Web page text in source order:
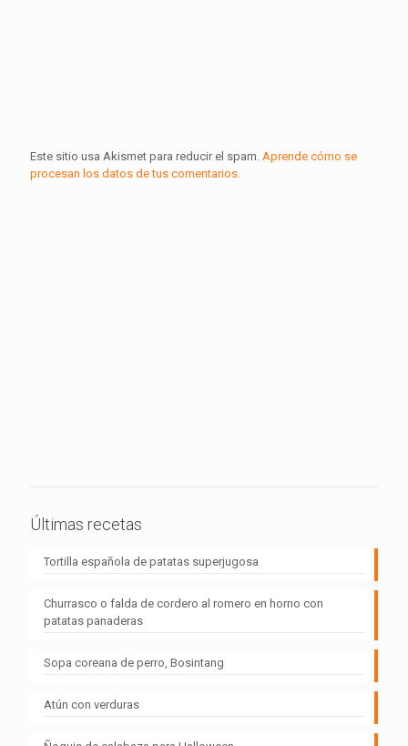
Este sitio usa Akismet para reducir el spam. Aprende cómo se
procesan los datos de tus comentarios.
Últimas recetas
Tortilla española de patatas superjugosa
Churrasco o falda de cordero al romero en horno con
patatas panaderas
Sopa coreana de perro, Bosintang
Atún con verduras